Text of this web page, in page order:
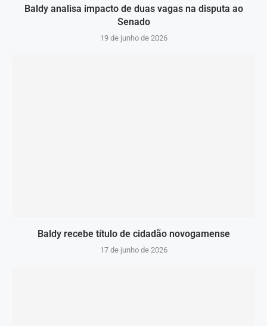
Baldy analisa impacto de duas vagas na disputa ao
Senado
19 de junho de 2026
Baldy recebe título de cidadão novogamense
17 de junho de 2026